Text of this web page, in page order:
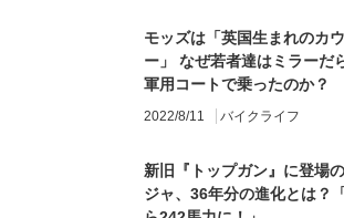
モッズは「英国生まれのカ
ー」 なぜ若者達はミラーだ
軍用コートで乗ったのか？
2022/8/11 バイクライフ
新旧『トップガン』に登場
ジャ、36年分の進化とは？